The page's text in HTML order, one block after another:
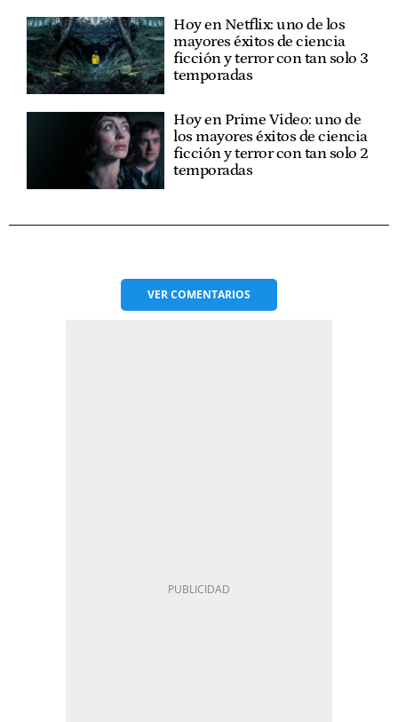
Hoy en Netflix: uno de los
mayores éxitos de ciencia
ficción y terror con tan solo 3
temporadas
Hoy en Prime Video: uno de
los mayores éxitos de ciencia
ficción y terror con tan solo 2
temporadas
VERCOMENTARIOS